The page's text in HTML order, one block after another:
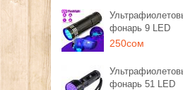
фонарь 9 LED
250сом
фонарь 51 LED